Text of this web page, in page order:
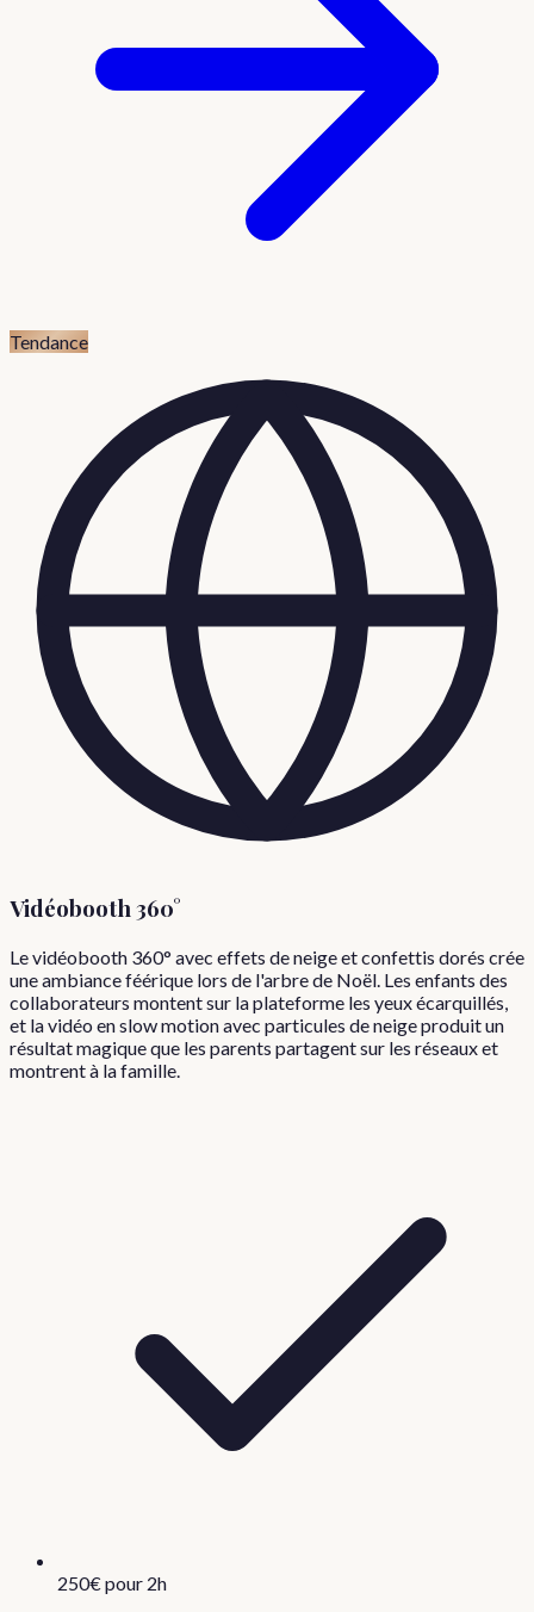
Tendance
Vidéobooth 360°
Le vidéobooth 360° avec effets de neige et confettis dorés crée
une ambiance féérique lors de l'arbre de Noël. Les enfants des
collaborateurs montent sur la plateforme les yeux écarquillés,
et la vidéo en slow motion avec particules de neige produit un
résultat magique que les parents partagent sur les réseaux et
montrent à la famille.
250€ pour 2h